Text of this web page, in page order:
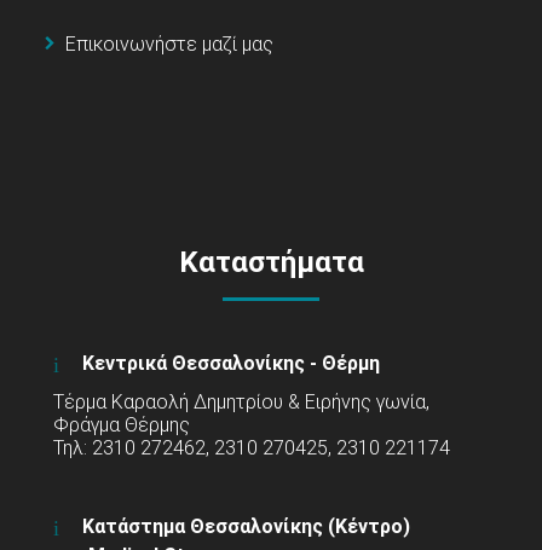
Επικοινωνήστε μαζί μας
Καταστήματα
Κεντρικά Θεσσαλονίκης - Θέρμη
Τέρμα Καραολή Δημητρίου & Ειρήνης γωνία,
Φράγμα Θέρμης
Τηλ: 2310 272462, 2310 270425, 2310 221174
Κατάστημα Θεσσαλονίκης (Κέντρο)